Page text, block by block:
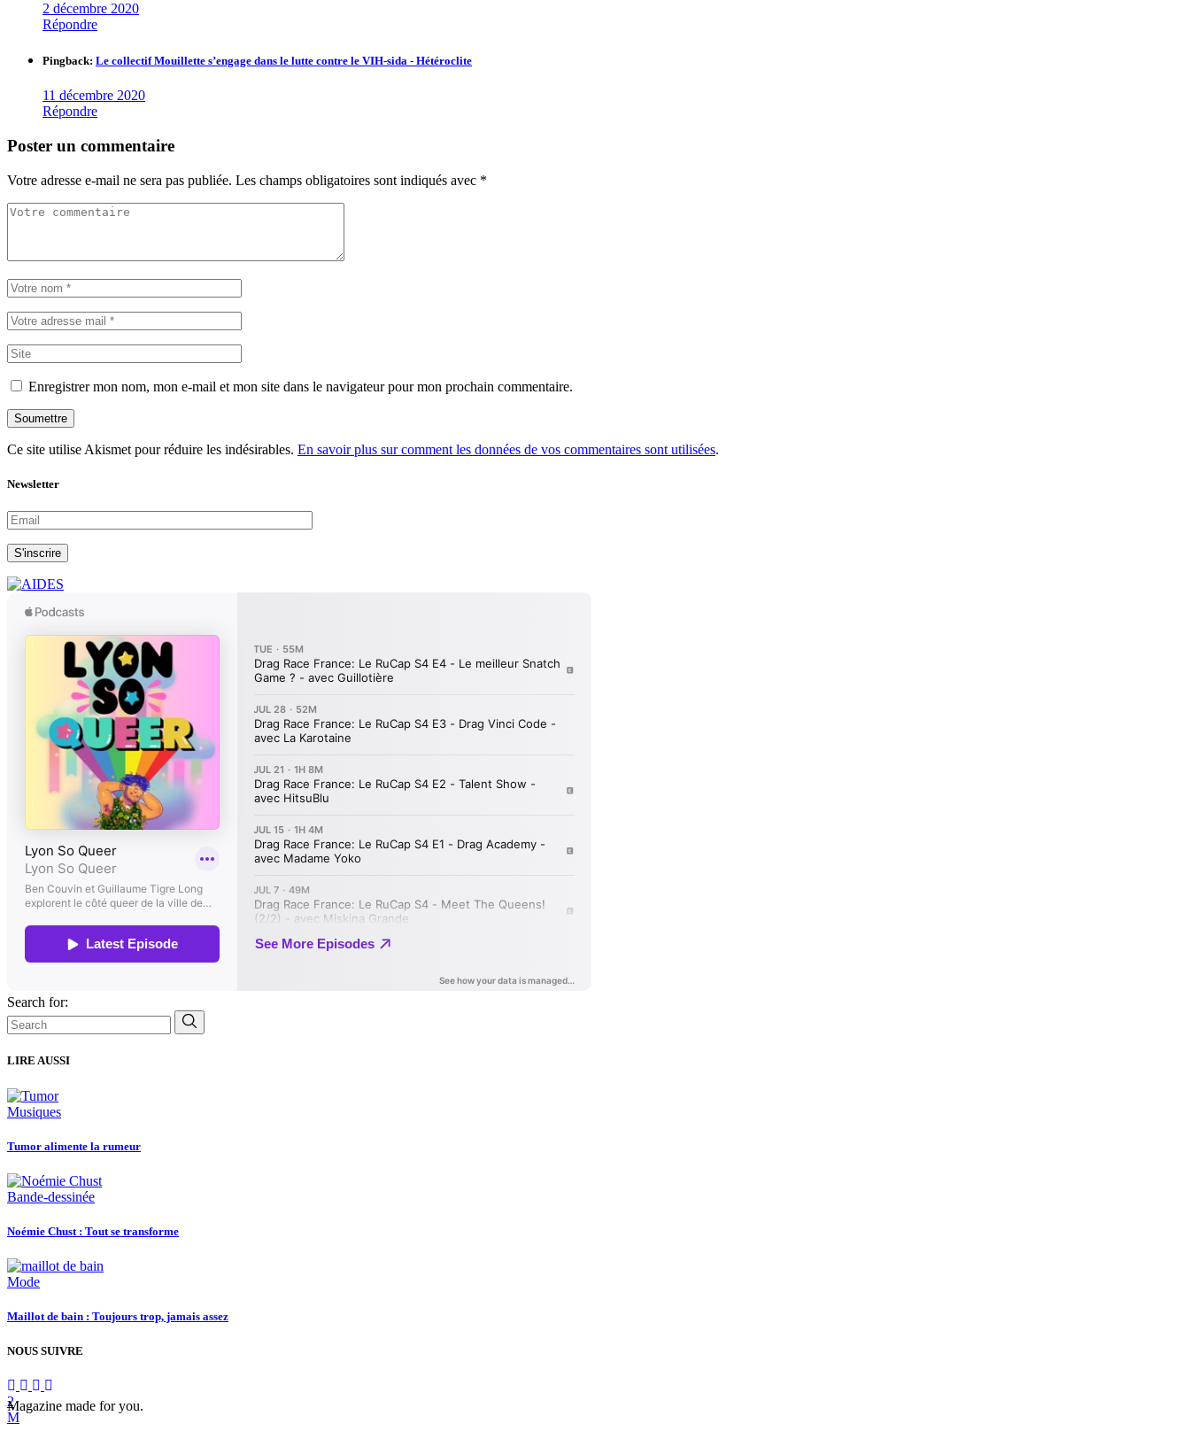
2 décembre 2020
Répondre
Pingback: Le collectif Mouillette s’engage dans le lutte contre le VIH-sida - Hétéroclite
11 décembre 2020
Répondre
Poster un commentaire
Votre adresse e-mail ne sera pas publiée. Les champs obligatoires sont indiqués avec *
Enregistrer mon nom, mon e-mail et mon site dans le navigateur pour mon prochain commentaire.
Soumettre
Ce site utilise Akismet pour réduire les indésirables. En savoir plus sur comment les données de vos commentaires sont utilisées.
Newsletter
S'inscrire
Search for:
LIRE AUSSI
Musiques
Tumor alimente la rumeur
Bande-dessinée
Noémie Chust : Tout se transforme
Mode
Maillot de bain : Toujours trop, jamais assez
NOUS SUIVRE
Magazine made for you.